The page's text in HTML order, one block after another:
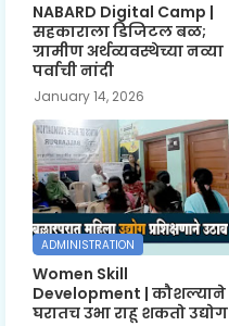
NABARD Digital Camp |
सहकाराला डिजिटल बळ;
ग्रामीण अर्थव्यवस्थेच्या नव्या
पर्वाची नांदी
January 14, 2026
ADMINISTRATION
Women Skill
Development | कौशल्याने
घरातच उभा राहू शकतो उद्योग